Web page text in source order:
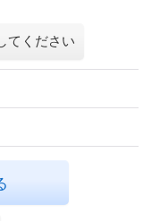
てください